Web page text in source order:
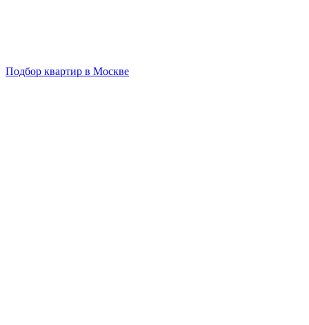
Подбор квартир в Москве